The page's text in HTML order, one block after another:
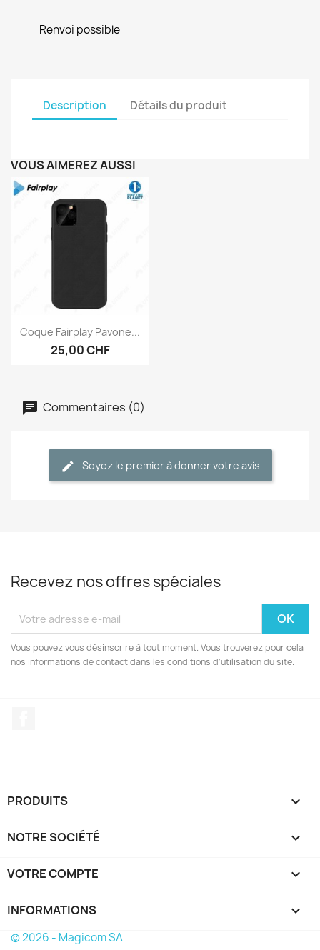
Renvoi possible
Description Détails du produit
VOUS AIMEREZ AUSSI
Aperçu rapide
Coque Fairplay Pavone...
25,00 CHF
Commentaires (0)
Soyez le premier à donner votre avis
Recevez nos offres spéciales
Vous pouvez vous désinscrire à tout moment. Vous trouverez pour cela
nos informations de contact dans les conditions d'utilisation du site.
PRODUITS 
NOTRE SOCIÉTÉ 
VOTRE COMPTE 
INFORMATIONS keyboard_arrow_down
© 2026 - Magicom SA